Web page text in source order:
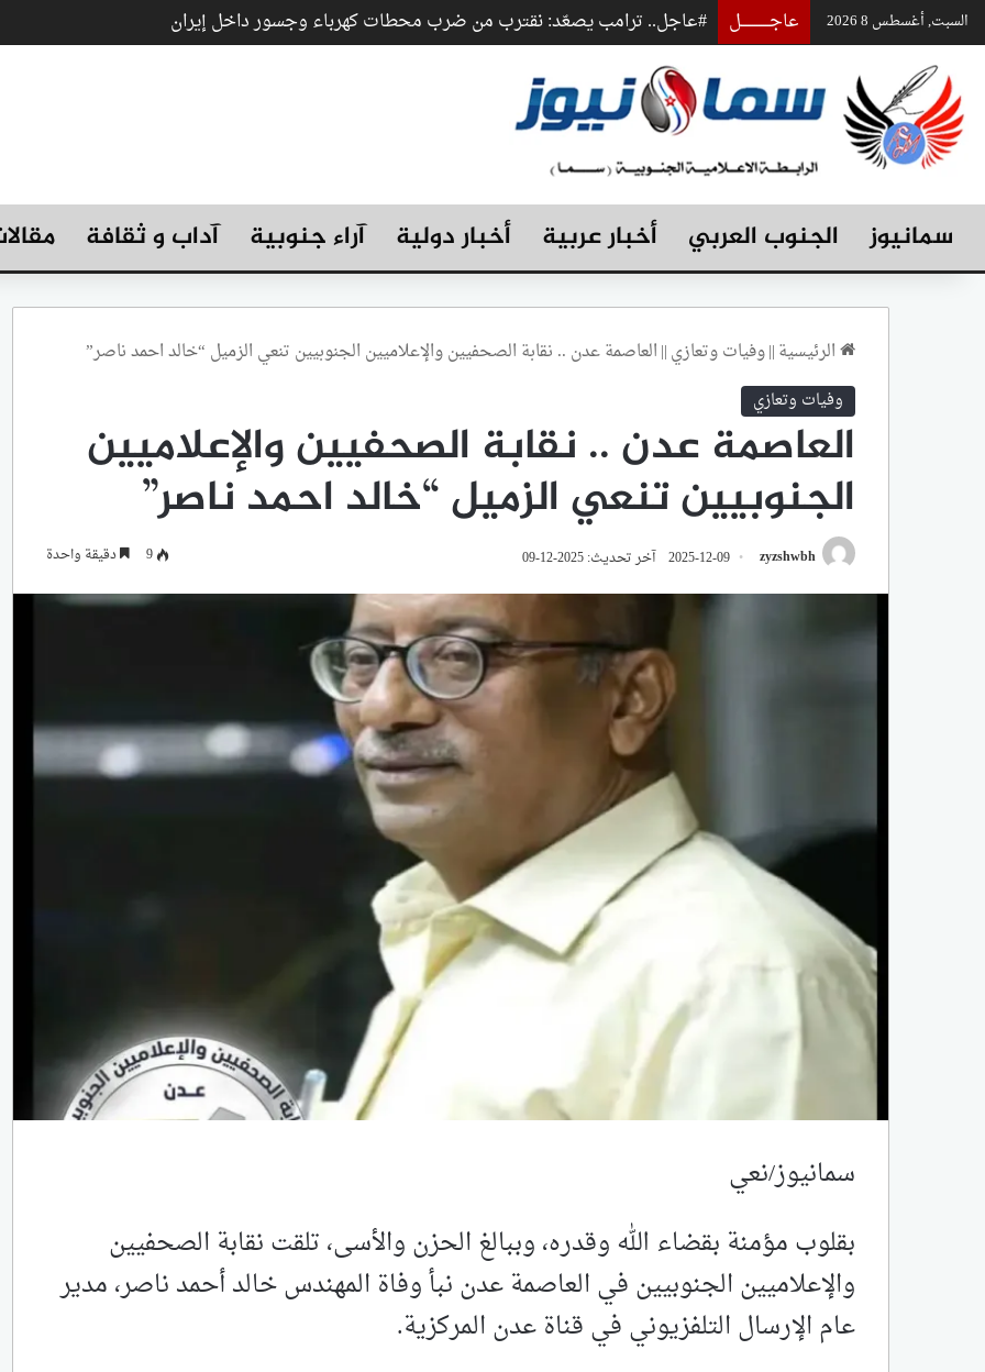
السبت, أغسطس 8 2026 عاجـــــــــــــل #عاجل.. ترامب يصعّد: نقترب من ضرب محطات كهرباء وجسور داخل إيران
سمانيوز الجنوب العربي أخبار عربية أخبار دولية آراء جنوبية آداب و ثقافة
الرئيسية||وفيات وتعازي||العاصمة عدن .. نقابة الصحفيين والإعلاميين الجنوبيين تنعي الزميل “خالد احمد ناصر”
وفيات وتعازي
العاصمة عدن .. نقابة الصحفيين والإعلاميين
الجنوبيين تنعي الزميل “خالد احمد ناصر”
zyzshwbh
2025-12-09 آخر تحديث: 2025-12-09 9 دقيقة واحدة
سمانيوز/نعي
بقلوب مؤمنة بقضاء الله وقدره، وببالغ الحزن والأسى، تلقت نقابة الصحفيين
والإعلاميين الجنوبيين في العاصمة عدن نبأ وفاة المهندس خالد أحمد ناصر، مدير
عام الإرسال التلفزيوني في قناة عدن المركزية.